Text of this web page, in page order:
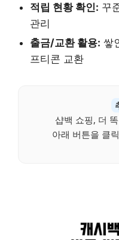
적립 현황 확인: 꾸
관리
출금/교환 활용: 쌓
프티콘 교환
샵백 쇼핑, 더
아래 버튼을 클